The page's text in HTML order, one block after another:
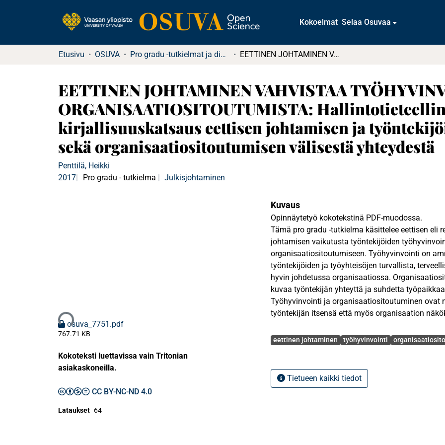
Kokoelmat Selaa Osuvaa
Etusivu OSUVA Pro gradu -tutkielmat ja diplomityöt (rajattu saatavuus) EETTINEN JOHTAMINEN VAHVISTAA TYÖHYVINVOINTIA JA ORGANISAATIOSITOUTUMISTA: Hallintotieteellinen kirjallisuuskatsaus eettisen johtamisen ja työntekijöiden työhyvinvoinnin sekä organisaatiositoutumisen välisestä yhteydestä
EETTINEN JOHTAMINEN VAHVISTAA
ORGANISAATIOSITOUTUMISTA:
kirjallisuuskatsaus eettisen johtamisen ja
sekä organisaatiositoutumisen välisestä yhteydestä
Penttilä, Heikki
2017
Pro gradu - tutkielma Julkisjohtaminen
Ladataan...osuva_7751.pdf
767.71 KB
Kokoteksti luettavissa vain Tritonian
asiakaskoneilla.
CC BY-NC-ND 4.0
Lataukset 64
Kuvaus
Opinnäytetyö kokotekstinä PDF-muodossa.
Tämä pro gradu -tutkielma käsittelee eettisen eli
johtamisen vaikutusta työntekijöiden
organisaatiositoutumiseen. Työhyvinvointi on
työntekijöiden ja työyhteisöjen turvallista,
hyvin johdetussa organisaatiossa.
kuvaa työntekijän yhteyttä ja suhdetta
Työhyvinvointi ja organisaatiositoutuminen ovat
työntekijän itsensä että myös organisaation
tutkielmassa tutkimustehtävänä on tutkia
Tutkielma on laadullinen tutkimus, joka on tehty
Avainsanat
eettinen johtaminen työhyvinvointi
Tietueen kaikki tiedot